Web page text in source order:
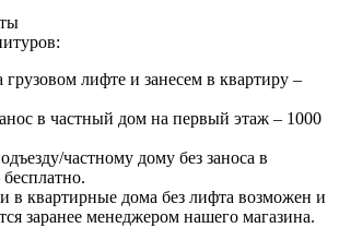
лифте и занесем в квартиру –
в частный дом на первый этаж – 1000
частному дому без заноса в
в квартирные дома без лифта возможен и
заранее менеджером нашего магазина.